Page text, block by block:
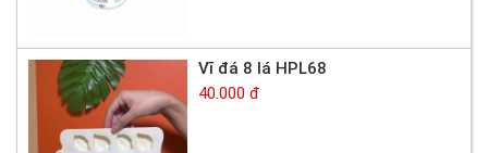
Vĩ đá 8 lá HPL68
40.000 đ